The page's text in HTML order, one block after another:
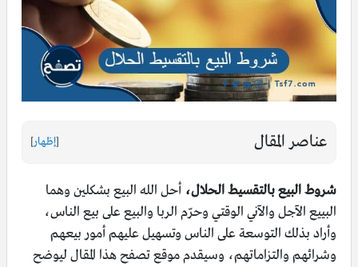
عناصر المقال [إظهار]
شروط البيع بالتقسيط الحلال، أحل الله البيع بشكلين وهما
البييع الآجل والآني الوقتي وحرّم الربا والبيع على بيع الناس،
وأراد بذلك التوسعة على الناس وتسهيل عليهم أمور بيعهم
وشرائهم والتزاماتهم، وسيقدم موقع تصفح هذا المقال ليوضح